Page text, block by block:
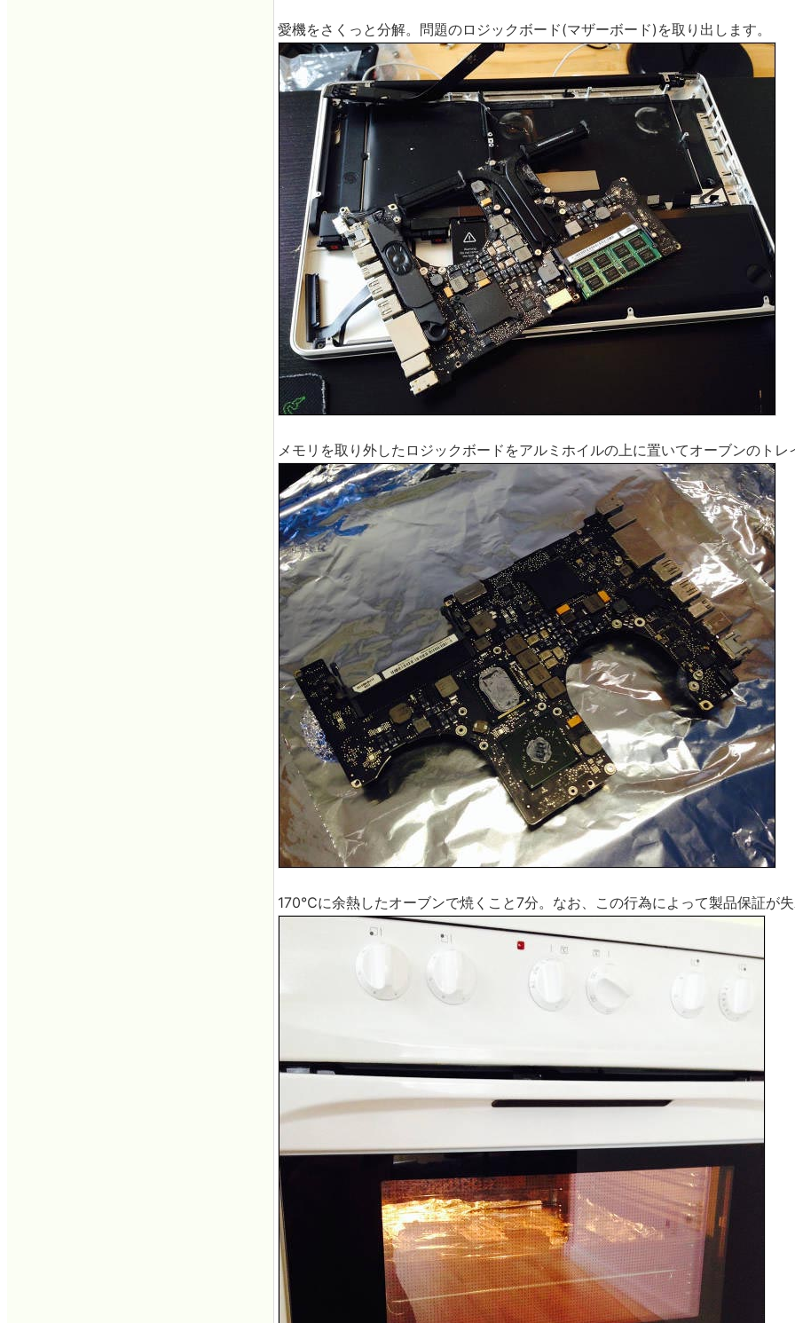
愛機をさくっと分解。問題のロジックボード(マザーボード)を取り出します。
メモリを取り外したロジックボードをアルミホイルの上に置いてオーブンのトレ
170℃に余熱したオーブンで焼くこと7分。なお、この行為によって製品保証が